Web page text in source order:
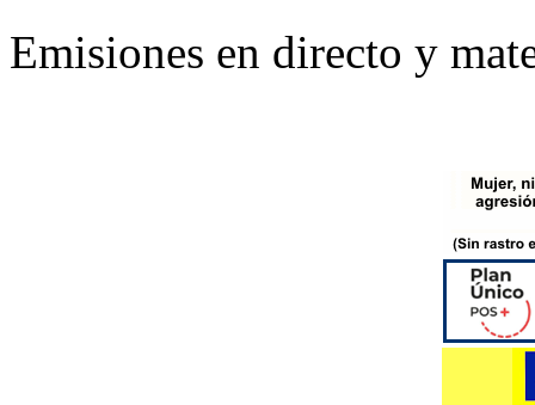
Emisiones en directo y